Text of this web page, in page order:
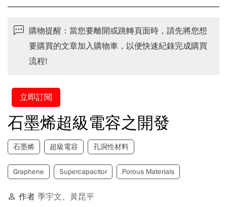
購物提醒：當您要離開或跳轉頁面時，請先將您想
要購買的文章加入購物車，以便快速紀錄完成購買
流程!
立即訂閱
石墨烯超級電容之開發
石墨烯 超級電容 孔洞性材料
Graphene Supercapacitor Porous Materials
作者 季宇文、 黃昆平